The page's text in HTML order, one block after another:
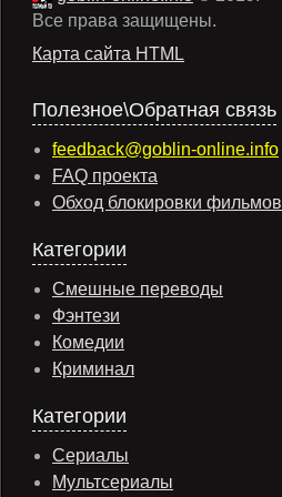
Все права защищены.
Карта сайта HTML
Полезное\Обратная связь
feedback@goblin-online.info
FAQ проекта
Обход блокировки фильмов
Категории
Смешные переводы
Фэнтези
Комедии
Криминал
Категории
Сериалы
Мультсериалы